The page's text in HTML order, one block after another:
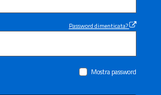
Password dimenticata?
Mostra password